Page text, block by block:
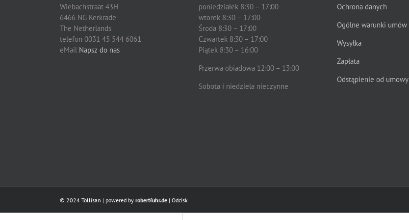
Wiebachstraat 43H
6466 NG Kerkrade
The Netherlands
telefon 0031 45 544 6061
eMail Napsz do nas
poniedziałek 8:30 – 17:00
wtorek 8:30 – 17:00
Środa 8:30 – 17:00
Czwartek 8:30 – 17:00
Piątek 8:30 – 16:00
Przerwa obiadowa 12:00 – 13:00
Sobota i niedziela nieczynne
Ochrona danych
Ogólne warunki umów
Wysyłka
Zapłata
Odstąpienie od umowy
© 2024 Tollisan | powered by robertfuhr.de | Odcisk
Wyszukiwarka